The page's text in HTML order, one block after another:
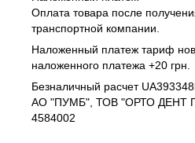
Оплата товара после
транспортной компании.
Наложенный платеж тариф
наложенного платежа +20 грн.
Безналичный расчет
АО "ПУМБ", ТОВ "ОРТО ДЕНТ
4584002